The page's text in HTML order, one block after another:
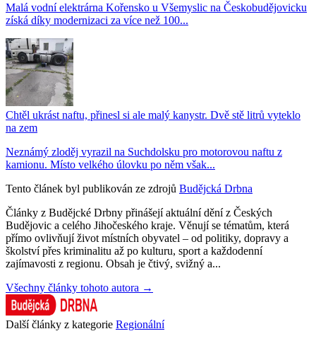
Malá vodní elektrárna Kořensko u Všemyslic na Českobudějovicku
získá díky modernizaci za více než 100...
Chtěl ukrást naftu, přinesl si ale malý kanystr. Dvě stě litrů vyteklo
na zem
Neznámý zloděj vyrazil na Suchdolsku pro motorovou naftu z
kamionu. Místo velkého úlovku po něm však...
Tento článek byl publikován ze zdrojů Budějcká Drbna
Články z Budějcké Drbny přinášejí aktuální dění z Českých
Budějovic a celého Jihočeského kraje. Věnují se tématům, která
přímo ovlivňují život místních obyvatel – od politiky, dopravy a
školství přes kriminalitu až po kulturu, sport a každodenní
zajímavosti z regionu. Obsah je čtivý, svižný a...
Všechny články tohoto autora →
Další články z kategorie Regionální